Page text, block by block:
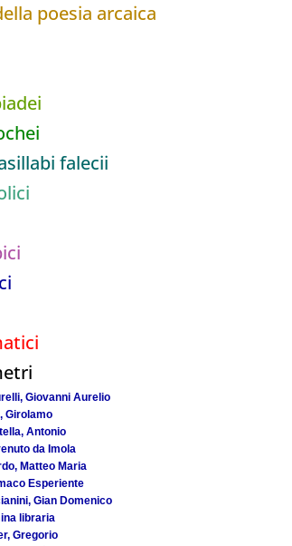
poesia arcaica
falecii
Giovanni Aurelio
Girolamo
Antonio
da Imola
Matteo Maria
Esperiente
Gian Domenico
libraria
Gregorio